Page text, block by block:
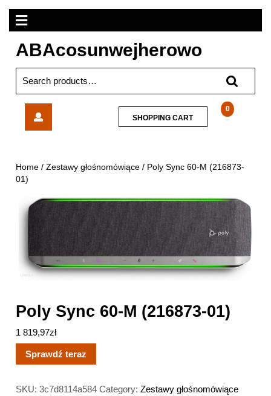
Skip
content
Open
Menu
ABAcosunwejherowo
for:
(216873-
0
SHOPPING CARTSHOPPING
CART
Home /Zestawy głośnomówiące / Poly Sync 60-M (216873-
01)
Poly Sync 60-M (216873-01)
1 819,97zł
Sprawdź teraz
SKU:3c7d8114a584 Category:Zestawy głośnomówiące